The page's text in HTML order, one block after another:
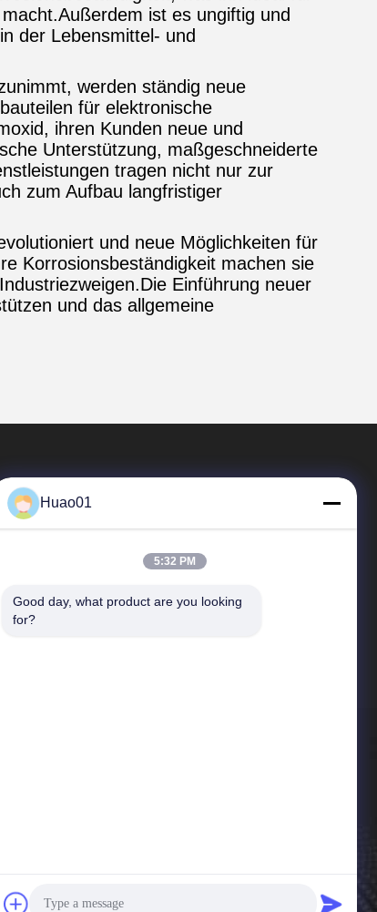
ist es ungiftig und
der Lebensmittel- und
werden ständig neue
für elektronische
ihren Kunden neue und
Unterstützung, maßgeschneiderte
tragen nicht nur zur
zum Aufbau langfristiger
und neue Möglichkeiten für
Korrosionsbeständigkeit machen sie
Einführung neuer
und das allgemeine
Schnelle Links
Huao01
5:32 PM
Good day, what product are you looking
for?